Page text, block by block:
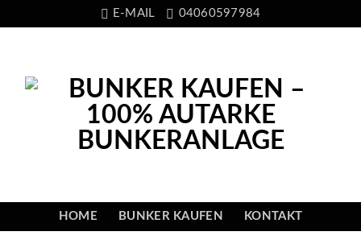
to
E-MAIL 04060597984
HOME BUNKER KAUFEN KONTAKT